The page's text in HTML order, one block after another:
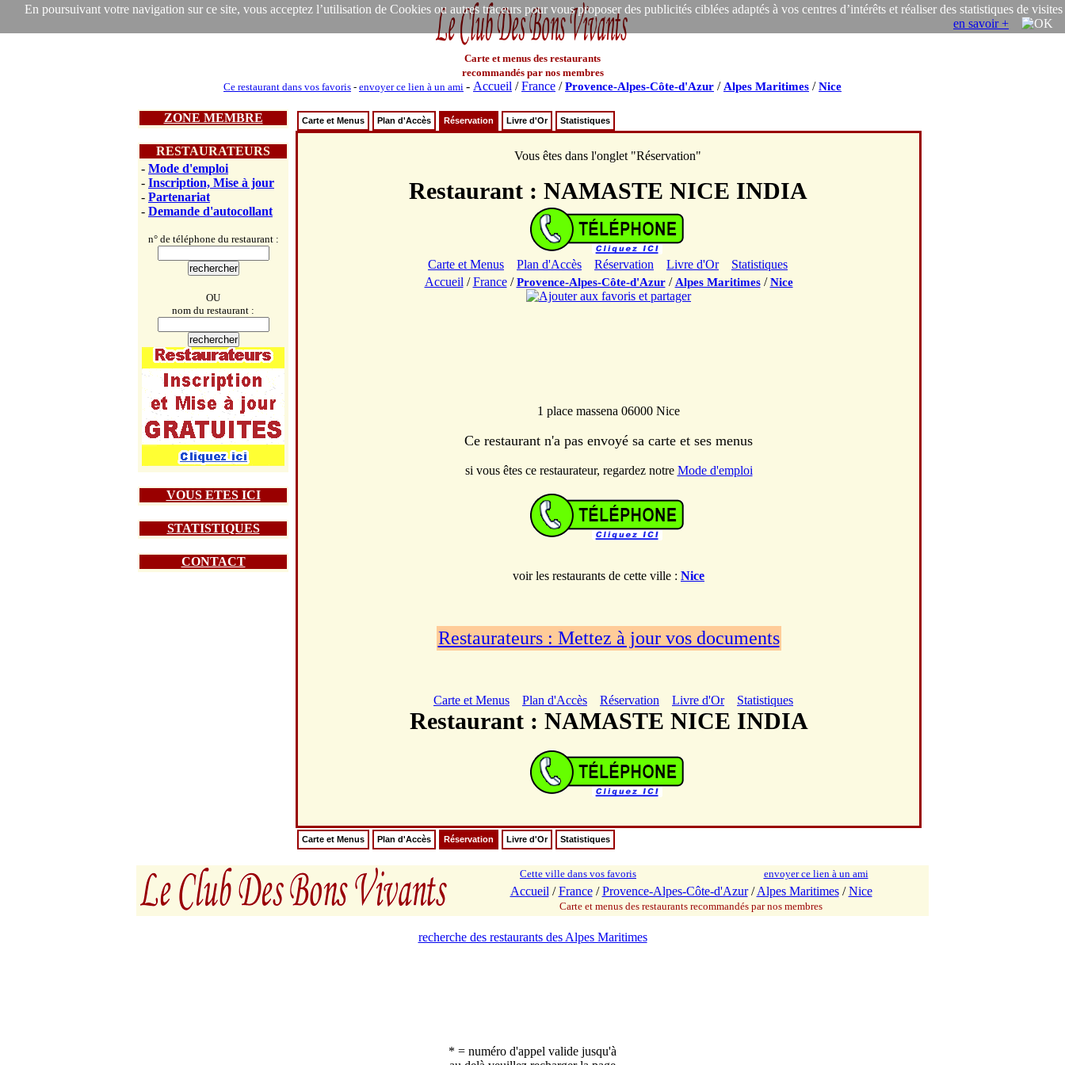
En poursuivant votre navigation sur ce site, vous acceptez l’utilisation de Cookies ou autres traceurs pour vous proposer des publicités ciblées adaptés à vos centres d’intérêts et réaliser des statistiques de visites
en savoir +
Carte et menus des restaurants
recommandés par nos membres
Ce restaurant dans vos favoris - envoyer ce lien à un ami - Accueil /France /Provence-Alpes-Côte-d'Azur / Alpes Maritimes /Nice
ZONE MEMBRE
RESTAURATEURS
- Mode d'emploi
- Inscription, Mise à jour
- Partenariat
- Demande d'autocollant
n° de téléphone du restaurant :
OU
nom du restaurant :
VOUS ETES ICI
STATISTIQUES
CONTACT
Carte et Menus Plan d'Accès Réservation Livre d'Or Statistiques
Vous êtes dans l'onglet "Réservation"
Restaurant : NAMASTE NICE INDIA
Carte et Menus Plan d'Accès Réservation Livre d'Or
Statistiques
Accueil /France/Provence-Alpes-Côte-d'Azur/ Alpes Maritimes/Nice
1 place massena 06000 Nice
Ce restaurant n'a pas envoyé sa carte et ses menus
si vous êtes ce restaurateur, regardez notre Mode d'emploi
voir les restaurants de cette ville : Nice
Restaurateurs : Mettez à jour vos documents
Carte et Menus Plan d'Accès Réservation Livre d'Or Statistiques
Restaurant : NAMASTE NICE INDIA
Carte et Menus Plan d'Accès Réservation Livre d'Or Statistiques
Cette ville dans vos favoris envoyer ce lien à un ami
Accueil /France/Provence-Alpes-Côte-d'Azur/Alpes Maritimes/Nice
Carte et menus des restaurants recommandés par nos membres
recherche des restaurants des Alpes Maritimes
* = numéro d'appel valide jusqu'à